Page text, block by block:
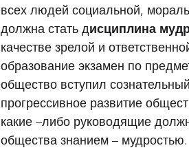
всех людей социальной,
должна стать дисциплина
качестве зрелой и
образование экзамен по
общество вступил
прогрессивное развитие
какие –либо руководящие
общества знанием – мудростью.